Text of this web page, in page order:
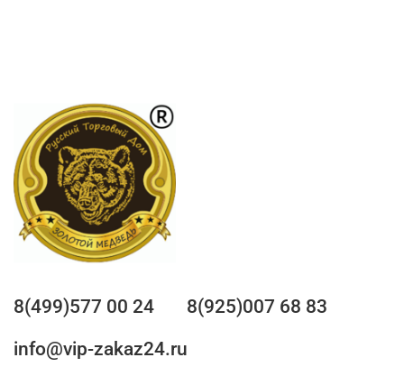
8(499)577 00 24
8(925)007 68 83
info@vip-zakaz24.ru